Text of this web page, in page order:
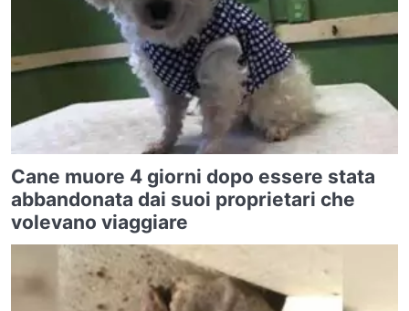
Cane muore 4 giorni dopo essere stata
abbandonata dai suoi proprietari che
volevano viaggiare